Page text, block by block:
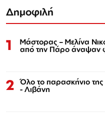
Δημοφιλή
1 Μάστορας – Μελίνα
από την Πάρο άναψαν
2 Όλο το παρασκήνιο
- Λιβάνη